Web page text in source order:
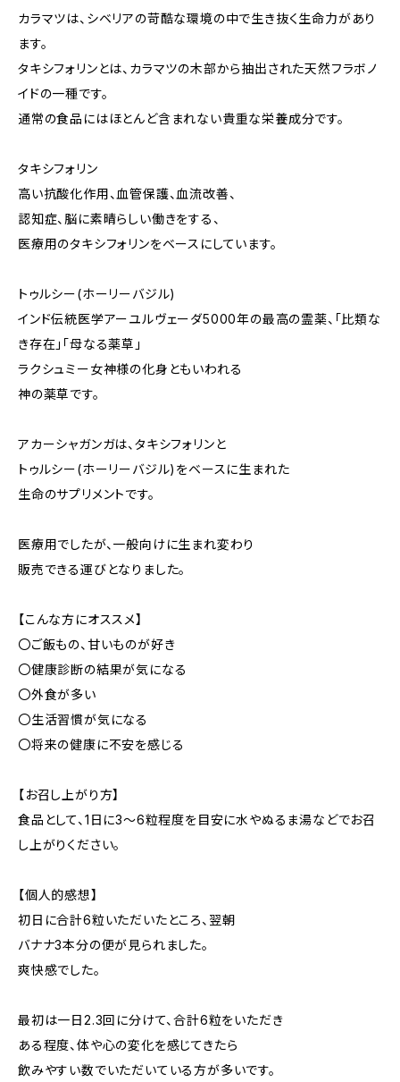
カラマツは、シベリアの苛酷な環境の中で生き抜く生命力があり
ます。
タキシフォリンとは、カラマツの木部から抽出された天然フラボノ
イドの一種です。
通常の食品にはほとんど含まれない貴重な栄養成分です。
タキシフォリン
高い抗酸化作用、血管保護、血流改善、
認知症、脳に素晴らしい働きをする、
医療用のタキシフォリンをベースにしています。
トゥルシー(ホーリーバジル)
インド伝統医学アーユルヴェーダ5000年の最高の霊薬、「比類な
き存在」「母なる薬草」
ラクシュミー女神様の化身ともいわれる
神の薬草です。
アカーシャガンガは、タキシフォリンと
トゥルシー(ホーリーバジル)をベースに生まれた
生命のサプリメントです。
医療用でしたが、一般向けに生まれ変わり
販売できる運びとなりました。
【こんな方にオススメ】
〇ご飯もの、甘いものが好き
〇健康診断の結果が気になる
〇外食が多い
〇生活習慣が気になる
〇将来の健康に不安を感じる
【お召し上がり方】
食品として、1日に3～6粒程度を目安に水やぬるま湯などでお召
し上がりください。
【個人的感想】
初日に合計6粒いただいたところ、翌朝
バナナ3本分の便が見られました。
爽快感でした。
最初は一日2.3回に分けて、合計6粒をいただき
ある程度、体や心の変化を感じてきたら
飲みやすい数でいただいている方が多いです。